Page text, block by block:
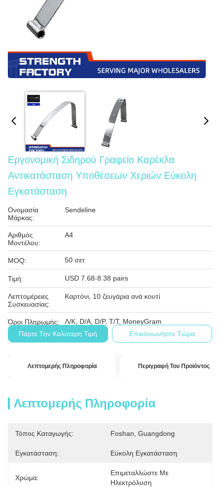
Εργονομική Σιδηρού Γραφείο Καρέκλα
Αντικατάσταση Υποθέσεων Χεριών Εύκολη
Εγκατάσταση
Ονομασία
Μάρκας:
Sendeline
Αριθμός
Μοντέλου:
A4
MOQ: 50 σετ
Τιμή: USD 7.68-8.38 pairs
Λεπτομέρειες
Συσκευασίας:
Καρτόνι, 10 ζευγάρια ανά κουτί
Όροι Πληρωμής:
Λ/Κ, D/A, D/P, T/T, MoneyGram
Πάρτε Την Καλύτερη Τιμή
Επικοινωνήστε Τώρα
Λεπτομερής Πληροφορία Περιγραφή Του Προϊόντος
Λεπτομερής Πληροφορία
Τόπος Καταγωγής: Foshan, Guangdong
Εγκατάσταση: Εύκολη Εγκατάσταση
Χρώμα:
Επιμεταλλώστε Με
Ηλεκτρόλυση